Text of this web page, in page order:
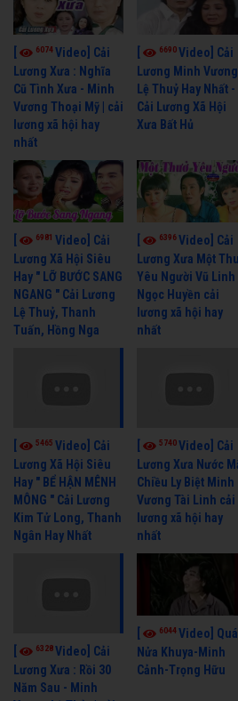
6074Video] Cải
Lương Xưa : Nghĩa
Cũ Tình Xưa - Minh
Vương Thoại Mỹ | cải
lương xã hội hay
nhất
6690Video] Cải
Lương Minh Vương
Lệ Thuỷ Hay Nhất -
Cải Lương Xã Hội
Xưa Bất Hủ
6981 Video] Cải
Lương Xã Hội Siêu
Hay " LỠ BƯỚC SANG
NGANG " Cải Lương
Lệ Thuỷ, Thanh
Tuấn, Hồng Nga
6396Video] Cải
Lương Xưa Một
Yêu Người Vũ Linh
Ngọc Huyền cải
lương xã hội hay
nhất
5465 Video] Cải
Lương Xã Hội Siêu
Hay " BỂ HẬN MÊNH
MÔNG " Cải Lương
Kim Tử Long, Thanh
Ngân Hay Nhất
5740Video] Cải
Lương Xưa Nước
Chiều Ly Biệt Minh
Vương Tài Linh cải
lương xã hội hay
nhất
6328Video] Cải
Lương Xưa : Rồi 30
Năm Sau - Minh
6044Video]
Nửa Khuya-Minh
Cảnh-Trọng Hữu